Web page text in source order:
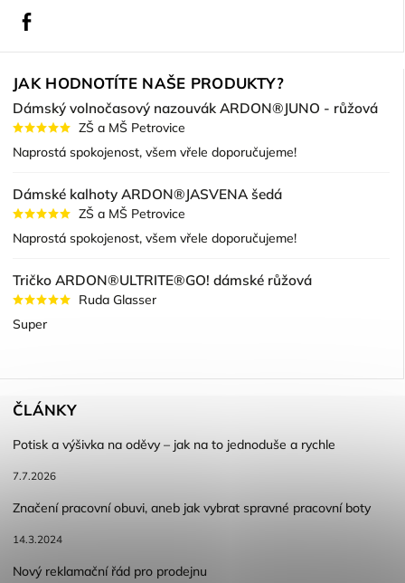
JAK HODNOTÍTE NAŠE PRODUKTY?
Dámský volnočasový nazouvák ARDON®JUNO - růžová
ZŠ a MŠ Petrovice
Naprostá spokojenost, všem vřele doporučujeme!
Dámské kalhoty ARDON®JASVENA šedá
ZŠ a MŠ Petrovice
Naprostá spokojenost, všem vřele doporučujeme!
Tričko ARDON®ULTRITE®GO! dámské růžová
Ruda Glasser
Super
ČLÁNKY
Potisk a výšivka na oděvy – jak na to jednoduše a rychle
7.7.2026
Značení pracovní obuvi, aneb jak vybrat spravné pracovní boty
14.3.2024
Nový reklamační řád pro prodejnu